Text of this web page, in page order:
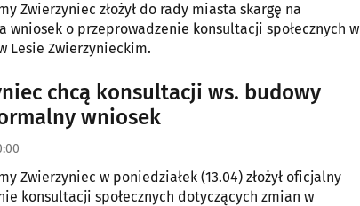
Zwierzyniec złożył do rady miasta skargę na
wniosek o przeprowadzenie konsultacji społecznych w
Lesie Zwierzynieckim.
chcą konsultacji ws. budowy
wniosek
Zwierzyniec w poniedziałek (13.04) złożył oficjalny
konsultacji społecznych dotyczących zmian w